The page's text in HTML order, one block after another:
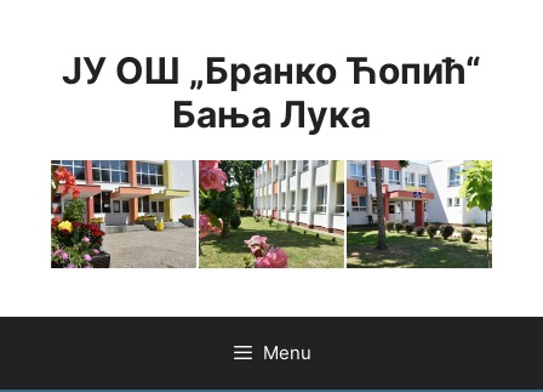
contentЈУ ОШ „Бранко Ћопић“
Бања Лука
Menu